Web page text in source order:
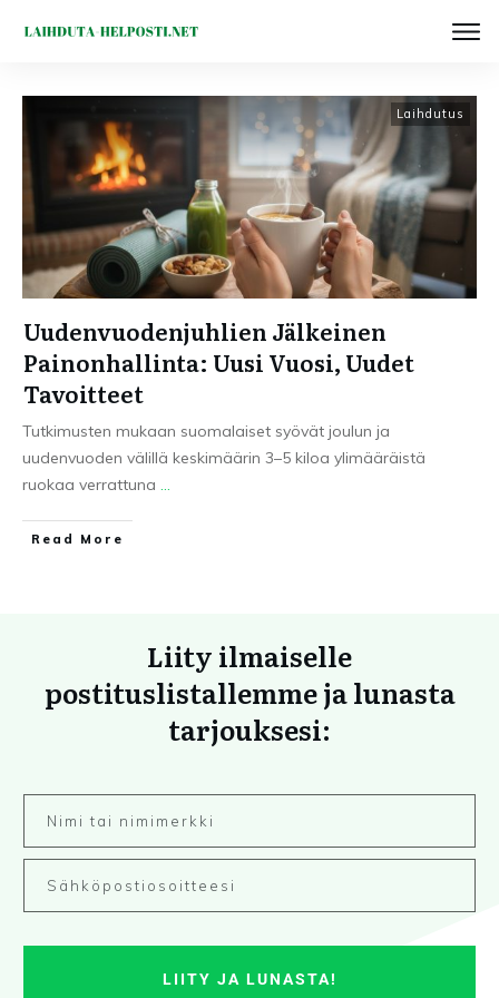
Laihdutus
Uudenvuodenjuhlien Jälkeinen
Painonhallinta: Uusi Vuosi, Uudet
Tavoitteet
Tutkimusten mukaan suomalaiset syövät joulun ja
uudenvuoden välillä keskimäärin 3–5 kiloa ylimääräistä
ruokaa verrattuna ...
Read More
Liity ilmaiselle
postituslistallemme ja lunasta
tarjouksesi:
LIITY JA LUNASTA!